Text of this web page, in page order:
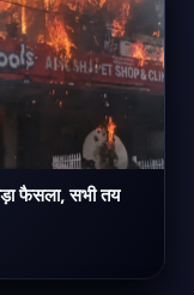
फैसला, सभी तय